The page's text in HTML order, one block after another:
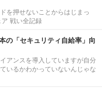
を押せないことからはじまっ
戦い全記録
の「セキュリティ自給率」向
アンスを導入していますが自分
いるかわかっていないんじゃな